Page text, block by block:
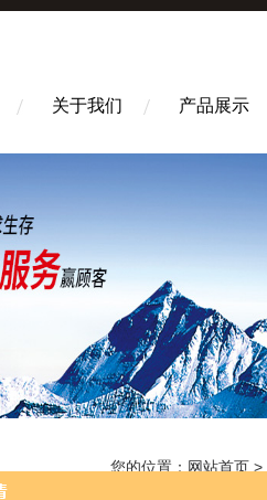
关于我们 产品展示
您的位置： 网站首页 >